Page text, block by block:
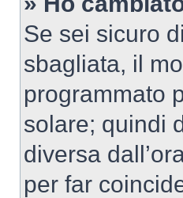
Se sei sicuro
sbagliata, il
programmato
solare; quindi
diversa
per far